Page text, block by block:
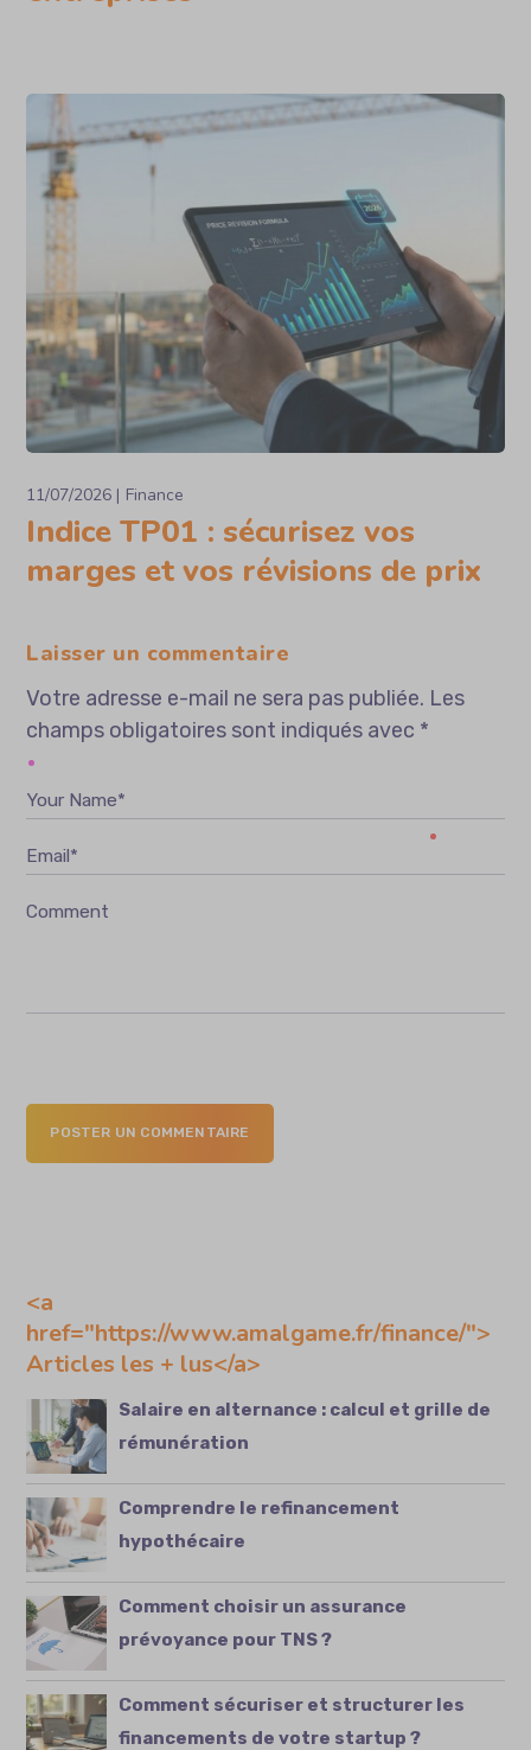
11/07/2026 Finance
Indice TP01 : sécurisez vos
marges et vos révisions de prix
Laisser un commentaire
Votre adresse e-mail ne sera pas publiée. Les
champs obligatoires sont indiqués avec *
Your Name*
Email*
Comment
POSTER UN COMMENTAIRE
<a
href="https://www.amalgame.fr/finance/">
Articles les + lus</a>
Salaire en alternance : calcul et grille de
rémunération
Comprendre le refinancement
hypothécaire
Comment choisir un assurance
prévoyance pour TNS ?
Comment sécuriser et structurer les
financements de votre startup ?